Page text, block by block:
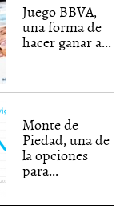
Juego BBVA,
una forma de
hacer ganar a...
Monte de
Piedad, una de
la opciones
para...